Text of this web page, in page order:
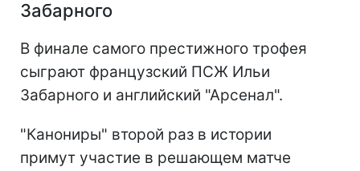
Забарного
В финале самого престижного трофея
сыграют французский ПСЖ Ильи
Забарного и английский "Арсенал".
"Канониры" второй раз в истории
примут участие в решающем матче